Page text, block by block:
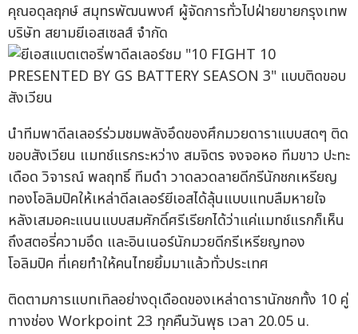
คุณอดุลฤกษ์ สมุทรพัฒนพงศ์ ผู้จัดการทั่วไปฝ่ายขายกรุงเทพ
บริษัท สยามยีเอสเซลส์ จำกัด
นำทีมพาดีลเลอร์ร่วมชมพลังอึดของศึกมวยดาราแบบสดๆ ติด
ขอบสังเวียน แมทช์แรกระหว่าง สมจิตร จงจอหอ ทีมขาว ปะทะ
เดือด วิจารณ์ พลฤทธิ์ ทีมดำ วาดลวดลายดีกรีนักชกเหรียญ
ทองโอลิมปิคให้เหล่าดีลเลอร์ยีเอสได้ลุ้นแบบแทบลืมหายใจ
หลังเสมอคะแนนแบบสมศักดิ์ศรีเรียกได้ว่าแค่แมทช์แรกก็เห็น
ถึงสตอรี่ความอึด และอินเนอร์นักมวยดีกรีเหรียญทอง
โอลิมปิค ที่เคยทำให้คนไทยยิ้มมาแล้วทั่วประเทศ
ติดตามการแบทเทิลอย่างดุเดือดของเหล่าดารานักชกทั้ง 10 คู่
ทางช่อง Workpoint 23 ทุกคืนวันพุธ เวลา 20.05 น.